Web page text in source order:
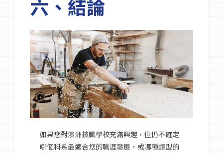
六、結論
如果您對澳洲技職學校充滿興趣，但仍不確定
哪個科系最適合您的職涯發展，或哪種類型的